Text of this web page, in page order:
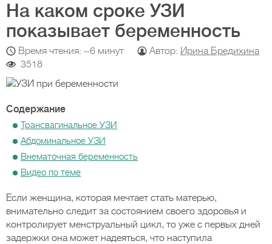
На каком сроке УЗИ
показывает беременность
Время чтения: ~6 минут Автор: Ирина Бредихина
3518
Содержание
Трансвагинальное УЗИ
Абдоминальное УЗИ
Внематочная беременность
Видео по теме
Если женщина, которая мечтает стать матерью,
внимательно следит за состоянием своего здоровья и
контролирует менструальный цикл, то уже с первых дней
задержки она может надеяться, что наступила